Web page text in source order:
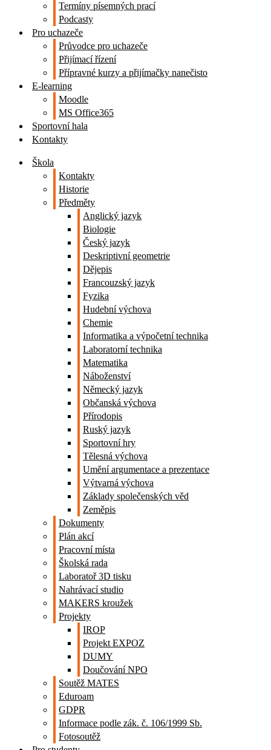
Termíny písemných prací
Podcasty
Pro uchazeče
Průvodce pro uchazeče
Přijímací řízení
Přípravné kurzy a přijímačky nanečisto
E-learning
Moodle
MS Office365
Sportovní hala
Kontakty
Škola
Kontakty
Historie
Předměty
Anglický jazyk
Biologie
Český jazyk
Deskriptivní geometrie
Dějepis
Francouzský jazyk
Fyzika
Hudební výchova
Chemie
Informatika a výpočetní technika
Laboratorní technika
Matematika
Náboženství
Německý jazyk
Občanská výchova
Přírodopis
Ruský jazyk
Sportovní hry
Tělesná výchova
Umění argumentace a prezentace
Výtvarná výchova
Základy společenských věd
Zeměpis
Dokumenty
Plán akcí
Pracovní místa
Školská rada
Laboratoř 3D tisku
Nahrávací studio
MAKERS kroužek
Projekty
IROP
Projekt EXPOZ
DUMY
Doučování NPO
Soutěž MATES
Eduroam
GDPR
Informace podle zák. č. 106/1999 Sb.
Fotosoutěž